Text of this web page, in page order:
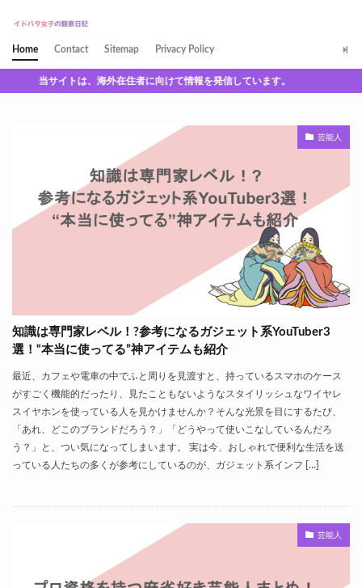
Home Contact Sitemap Privacy Policy
当サイトは、海外在住者に向けて情報を発信しています。
芸能人
知識は専門家レベル！?参考になるガジェット系YouTuber3
選！“本当に使ってる”神アイテムも紹介
最近、カフェや電車の中でふと周りを見渡すと、持っているスマホのケース
がすごく機能的だったり、見たこともないようなスタイリッシュなワイヤレ
スイヤホンを使っている人を見かけませんか？そんな光景を目にするたび、
「あれ、どこのブランドだろう？」「どうやって使いこなしているんだろ
う？」と、つい気になってしまいます。 実は今、おしゃれで便利な生活を送
っている人たちの多くが参考にしているのが、ガジェット系インフ […]
芸能人